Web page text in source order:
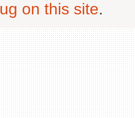
on this site.